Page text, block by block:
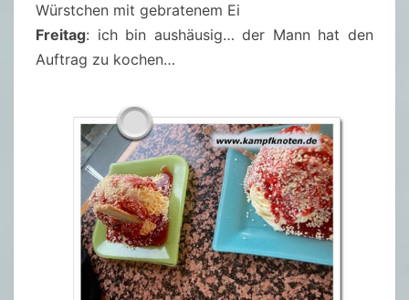
Würstchen mit gebratenem Ei
Freitag: ich bin aushäusig… der Mann hat den
Auftrag zu kochen…